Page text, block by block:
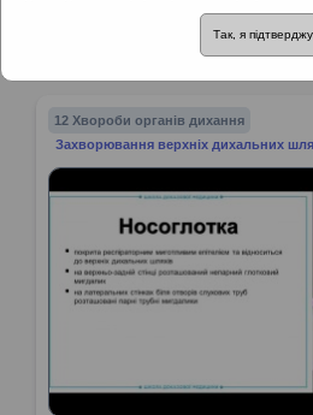
Захворювання верхніх
12 Хвороби органів дихання
Захворювання верхніх дихальних
Так, я